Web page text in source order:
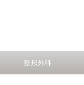
整形外科